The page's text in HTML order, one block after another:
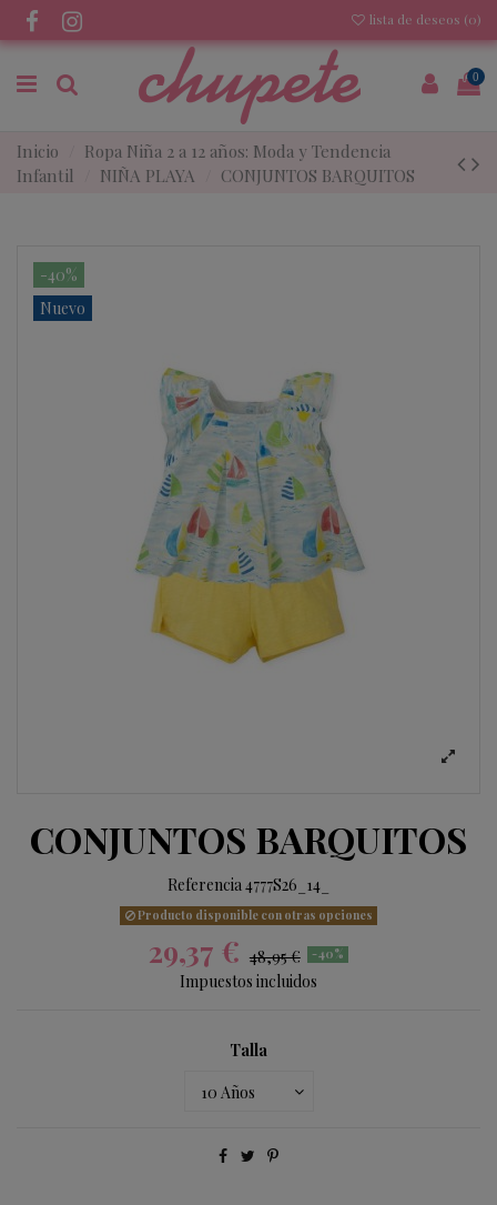
lista de deseos (0)
0
Inicio
Ropa Niña 2 a 12 años: Moda y Tendencia
Infantil
NIÑA PLAYA CONJUNTOS BARQUITOS
-40%
Nuevo
CONJUNTOS BARQUITOS
Referencia4777S26_14_
Producto disponible con otras opciones
29,37 € 48,95 € -40%
Impuestos incluidos
Talla